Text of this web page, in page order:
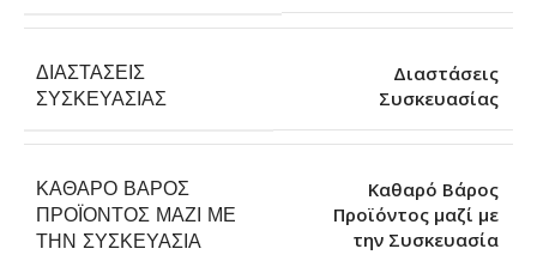
ΔΙΑΣΤΆΣΕΙΣ
ΣΥΣΚΕΥΑΣΊΑΣ
Διαστάσεις
Συσκευασίας
ΚΑΘΑΡΌ ΒΆΡΟΣ
ΠΡΟΪΌΝΤΟΣ ΜΑΖΊ ΜΕ
ΤΗΝ ΣΥΣΚΕΥΑΣΊΑ
Καθαρό Βάρος
Προϊόντος μαζί με
την Συσκευασία